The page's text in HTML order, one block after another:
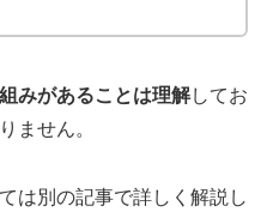
みがあることは理解してお
ません。
は別の記事で詳しく解説し